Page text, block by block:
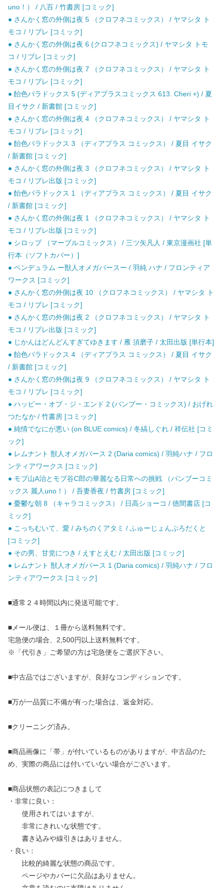
uno！） / 八百 / 竹書房 [コミック]
● さんかく窓の外側は夜 5 （クロフネコミックス） / ヤマシタ ト
モコ / リブレ [コミック]
● さんかく窓の外側は夜 6 (クロフネコミックス) / ヤマシタ トモ
コ / リブレ [コミック]
● さんかく窓の外側は夜 7 （クロフネコミックス） / ヤマシタ ト
モコ / リブレ [コミック]
● 飴色パラドックス 5 (ディアプラスコミックス 613. Cheri +) / 夏
目イサク / 新書館 [コミック]
● さんかく窓の外側は夜 4 （クロフネコミックス） / ヤマシタ ト
モコ / リブレ [コミック]
● 飴色パラドックス 3 （ディアプラス コミックス） / 夏目 イサク
/ 新書館 [コミック]
● さんかく窓の外側は夜 3 （クロフネコミックス） / ヤマシタ ト
モコ / リブレ出版 [コミック]
● 飴色パラドックス 1 （ディアプラス コミックス） / 夏目 イサク
/ 新書館 [コミック]
● さんかく窓の外側は夜 1 （クロフネコミックス） / ヤマシタ ト
モコ / リブレ出版 [コミック]
● シロップ （マーブルコミックス） / 三ツ矢凡人 / 東京漫画社 [単
行本（ソフトカバー）]
● ペンデュラム ー獣人オメガバースー / 羽純 ハナ / フロンティア
ワークス [コミック]
● さんかく窓の外側は夜 10 （クロフネコミックス） / ヤマシタ ト
モコ / リブレ [コミック]
● さんかく窓の外側は夜 2 （クロフネコミックス） / ヤマシタ ト
モコ / リブレ出版 [コミック]
● じかんはどんどんすぎてゆきます / 雁 須磨子 / 太田出版 [単行本]
● 飴色パラドックス 4 （ディアプラス コミックス） / 夏目 イサク
/ 新書館 [コミック]
● さんかく窓の外側は夜 9 （クロフネコミックス） / ヤマシタ ト
モコ / リブレ [コミック]
● ハッピー・オブ・ジ・エンド 2 (バンブー・コミックス) / おげれ
つたなか / 竹書房 [コミック]
● 純情でなにが悪い (on BLUE comics) / 冬縞しぐれ / 祥伝社 [コミ
ック]
● レムナント 獣人オメガバース 2 (Daria comics) / 羽純ハナ / フロ
ンティアワークス [コミック]
● モブ山A治とモブ谷C郎の華麗なる日常への挑戦 （バンブーコミ
ックス 麗人uno！） / 吾妻香夜 / 竹書房 [コミック]
● 憂鬱な朝 8 （キャラコミックス） / 日高ショーコ / 徳間書店 [コ
ミック]
● こっちむいて、愛 / みちのくアタミ / ふゅーじょんぷろだくと
[コミック]
● その男、甘党につき / えすとえむ / 太田出版 [コミック]
● レムナント 獣人オメガバース 1 (Daria comics) / 羽純ハナ / フロ
ンティアワークス [コミック]
■通常２４時間以内に発送可能です。
■メール便は、１冊から送料無料です。
宅急便の場合、2,500円以上送料無料です。
※「代引き」ご希望の方は宅急便をご選択下さい。
■中古品ではございますが、良好なコンディションです。
■万が一品質に不備が有った場合は、返金対応。
■クリーニング済み。
■商品画像に「帯」が付いているものがありますが、中古品のた
め、実際の商品には付いていない場合がございます。
■商品状態の表記につきまして
・非常に良い：
使用されてはいますが、
非常にきれいな状態です。
書き込みや線引きはありません。
・良い：
比較的綺麗な状態の商品です。
ページやカバーに欠品はありません。